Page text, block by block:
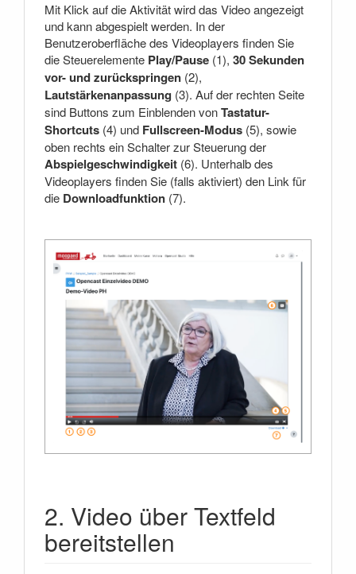
Mit Klick auf die Aktivität wird das Video angezeigt
und kann abgespielt werden. In der
Benutzeroberfläche des Videoplayers finden Sie
die Steuerelemente Play/Pause (1), 30 Sekunden
vor- und zurückspringen (2),
Lautstärkenanpassung (3). Auf der rechten Seite
sind Buttons zum Einblenden vonTastatur-
Shortcuts (4) und Fullscreen-Modus (5), sowie
oben rechts ein Schalter zur Steuerung der
Abspielgeschwindigkeit (6). Unterhalb des
Videoplayers finden Sie (falls aktiviert) den Link für
die Downloadfunktion (7).
2. Video über Textfeld
bereitstellen